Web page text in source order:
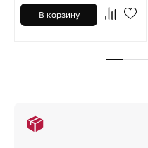
В корзину